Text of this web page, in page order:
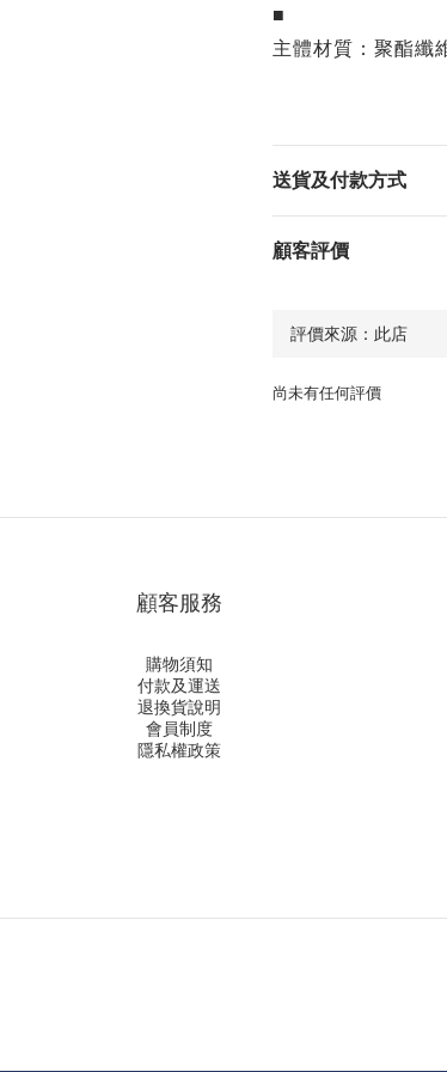
■
主體材質：聚酯纖
送貨及付款方式
顧客評價
尚未有任何評價
顧客服務
購物須知
付款及運送
退換貨說明
會員制度
隱私權政策